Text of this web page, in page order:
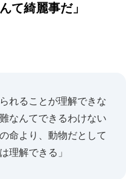
て綺麗事だ」
れることが理解できな
なんてできるわけない
命より、動物だとして
理解できる」